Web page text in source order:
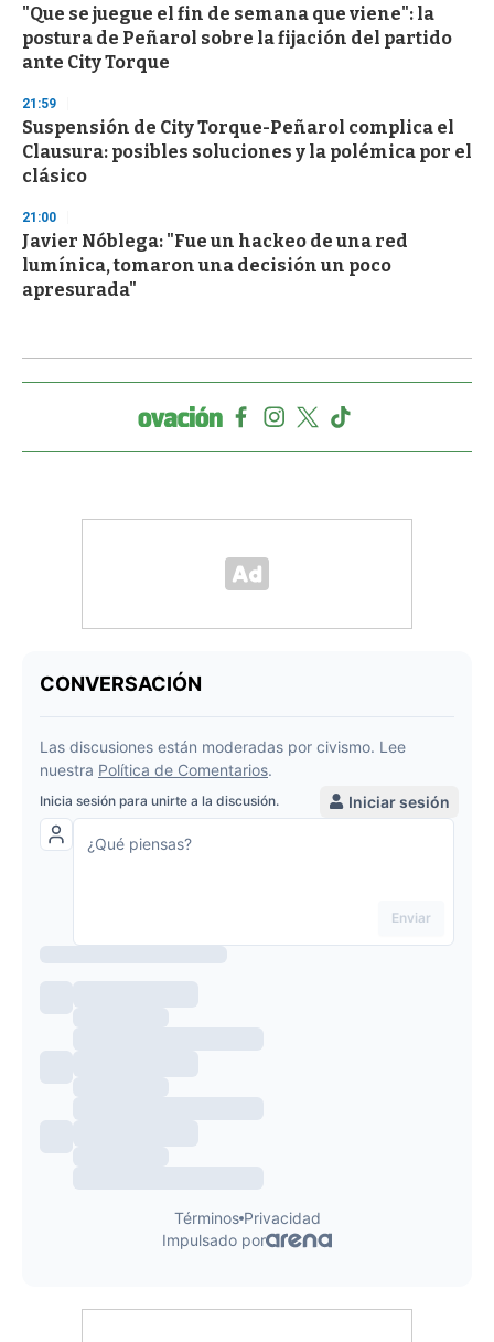
"Que se juegue el fin de semana que viene": la
postura de Peñarol sobre la fijación del partido
ante City Torque
21:59
Suspensión de City Torque-Peñarol complica el
Clausura: posibles soluciones y la polémica por el
clásico
21:00
Javier Nóblega: "Fue un hackeo de una red
lumínica, tomaron una decisión un poco
apresurada"